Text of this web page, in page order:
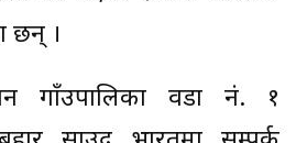
छन् ।
गाँउपालिका वडा नं. १